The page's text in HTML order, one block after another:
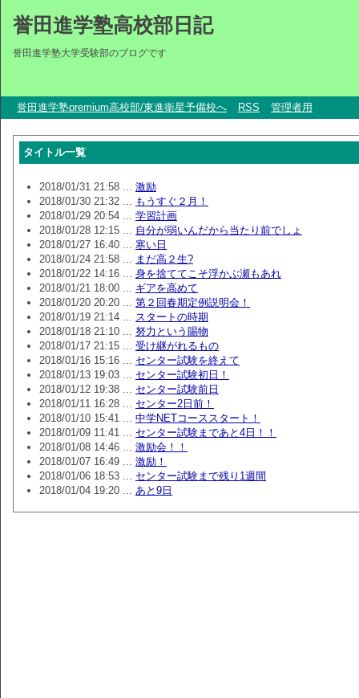
誉田進学塾高校部日記
誉田進学塾大学受験部のブログです
誉田進学塾premium高校部/東進衛星予備校へ RSS 管理者用
タイトル一覧
2018/01/31 21:58 ... 激励
2018/01/30 21:32 ... もうすぐ２月！
2018/01/29 20:54 ... 学習計画
2018/01/28 12:15 ... 自分が弱いんだから当たり前でしょ
2018/01/27 16:40 ... 寒い日
2018/01/24 21:58 ... まだ高２生?
2018/01/22 14:16 ... 身を捨ててこそ浮かぶ瀬もあれ
2018/01/21 18:00 ... ギアを高めて
2018/01/20 20:20 ... 第２回春期定例説明会！
2018/01/19 21:14 ... スタートの時期
2018/01/18 21:10 ... 努力という賜物
2018/01/17 21:15 ... 受け継がれるもの
2018/01/16 15:16 ... センター試験を終えて
2018/01/13 19:03 ... センター試験初日！
2018/01/12 19:38 ... センター試験前日
2018/01/11 16:28 ... センター2日前！
2018/01/10 15:41 ... 中学NETコーススタート！
2018/01/09 11:41 ... センター試験まであと4日！！
2018/01/08 14:46 ... 激励会！！
2018/01/07 16:49 ... 激励！
2018/01/06 18:53 ... センター試験まで残り1週間
2018/01/04 19:20 ... あと9日